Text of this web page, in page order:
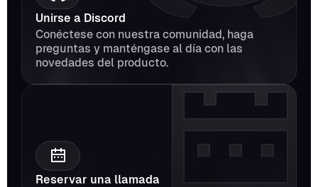
Unirse a Discord
Conéctese con nuestra comunidad, haga
preguntas y manténgase al día con las
novedades del producto.
Reservar una llamada